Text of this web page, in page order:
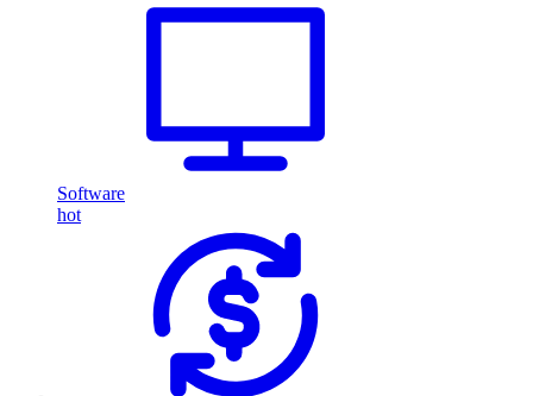
Software
hot